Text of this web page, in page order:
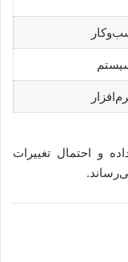
و احتمال تغییرات